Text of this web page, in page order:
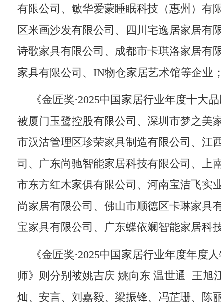
有限公司、敏华爱蒙睡眠科技（惠州）有
区米画沙发有限公司、四川宅逸居家居有
诗歌家具有限公司、成都市卡琪洛家居有
家具有限公司、IN物仓家居艺术馆等企业
《金匠奖·2025中国家居行业年度十大
被厦门玉鹭控股有限公司、深圳市梦之美
市汉沽管理区珍荣家具制造有限公司、江
司、广东尚驰智能家居科技有限公司、上
市东方红木家俱有限公司、河南宝洁飞实
尚家居有限公司、佛山市顺德区卡琳家具
宝家具有限公司、广东蝶依斓智能家居科
《金匠奖·2025中国家居行业年度年度
师》则分别被姚吉庆 姚向东 温世通 王旭
灿、安言、刘嘉毅、梁振锋、冯芷珊、陈